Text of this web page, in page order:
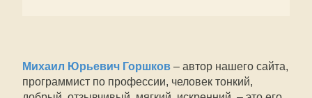
Михаил Юрьевич Горшков – автор нашего сайта,
программист по профессии, человек тонкий,